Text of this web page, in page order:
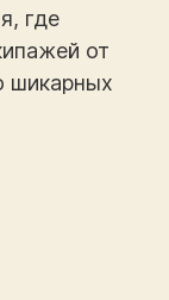
где
от
шикарных